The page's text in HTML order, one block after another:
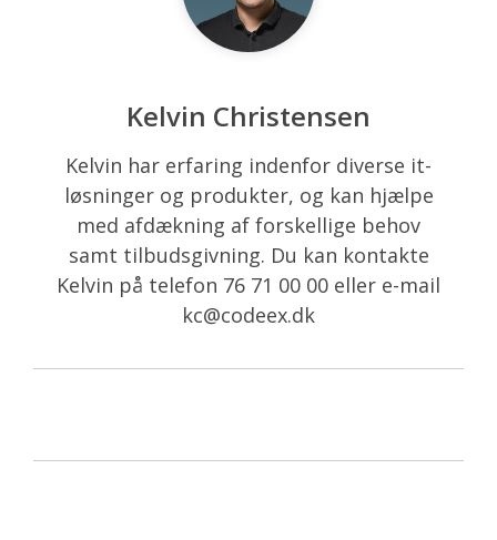
Kelvin Christensen
Kelvin har erfaring indenfor diverse it-
løsninger og produkter, og kan hjælpe
med afdækning af forskellige behov
samt tilbudsgivning. Du kan kontakte
Kelvin på telefon 76 71 00 00 eller e-mail
kc@codeex.dk